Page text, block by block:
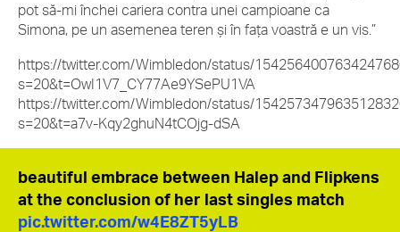
pot să-mi închei cariera contra unei campioane ca
Simona, pe un asemenea teren și în fața voastră e un vis.”
https://twitter.com/Wimbledon/status/
s=20&t=OwI1V7_CY77Ae9YSePU1VA
https://twitter.com/Wimbledon/status/
s=20&t=a7v-Kqy2ghuN4tCOjg-dSA
beautiful embrace between Halep and Flipkens
at the conclusion of her last singles match
pic.twitter.com/w4E8ZT5yLB